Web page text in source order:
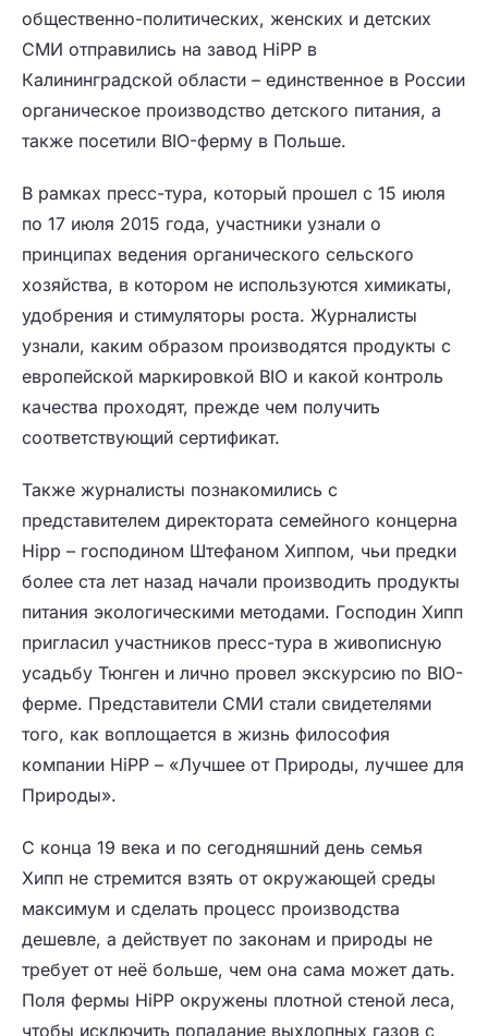
общественно-политических, женских и детских
СМИ отправились на завод HiPP в
Калининградской области – единственное в России
органическое производство детского питания, а
также посетили BIO-ферму в Польше.
В рамках пресс-тура, который прошел с 15 июля
по 17 июля 2015 года, участники узнали о
принципах ведения органического сельского
хозяйства, в котором не используются химикаты,
удобрения и стимуляторы роста. Журналисты
узнали, каким образом производятся продукты с
европейской маркировкой BIO и какой контроль
качества проходят, прежде чем получить
соответствующий сертификат.
Также журналисты познакомились с
представителем директората семейного концерна
Hipp – господином Штефаном Хиппом, чьи предки
более ста лет назад начали производить продукты
питания экологическими методами. Господин Хипп
пригласил участников пресс-тура в живописную
усадьбу Тюнген и лично провел экскурсию по BIO-
ферме. Представители СМИ стали свидетелями
того, как воплощается в жизнь философия
компании HiPP – «Лучшее от Природы, лучшее для
Природы».
С конца 19 века и по сегодняшний день семья
Хипп не стремится взять от окружающей среды
максимум и сделать процесс производства
дешевле, а действует по законам и природы не
требует от неё больше, чем она сама может дать.
Поля фермы HiPP окружены плотной стеной леса,
чтобы исключить попадание выхлопных газов с